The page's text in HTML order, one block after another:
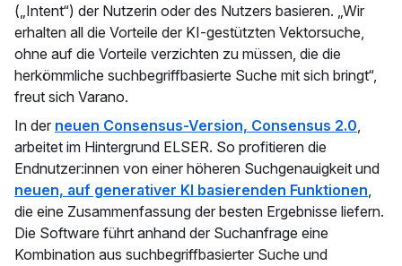
(„Intent“) der Nutzerin oder des Nutzers basieren. „Wir
erhalten all die Vorteile der KI-gestützten Vektorsuche,
ohne auf die Vorteile verzichten zu müssen, die die
herkömmliche suchbegriffbasierte Suche mit sich bringt“,
freut sich Varano.
In der neuen Consensus-Version, Consensus 2.0,
arbeitet im Hintergrund ELSER. So profitieren die
Endnutzer:innen von einer höheren Suchgenauigkeit und
neuen, auf generativer KI basierenden Funktionen,
die eine Zusammenfassung der besten Ergebnisse liefern.
Die Software führt anhand der Suchanfrage eine
Kombination aus suchbegriffbasierter Suche und